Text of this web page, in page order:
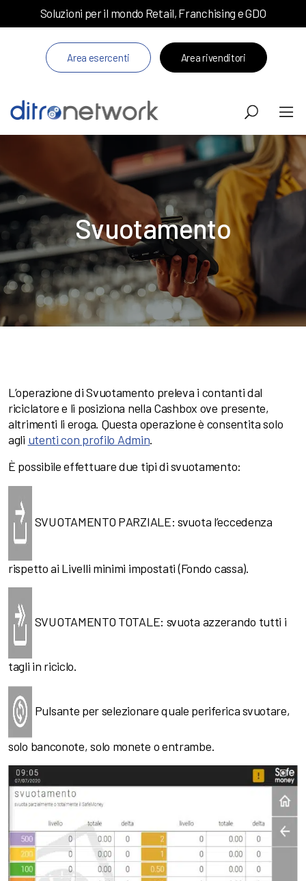
Soluzioni per il mondo Retail, Franchising e GDO
Area esercenti Area rivenditori
Svuotamento
L’operazione di Svuotamento preleva i contanti dal
riciclatore e li posiziona nella Cashbox ove presente,
altrimenti li eroga. Questa operazione è consentita solo
agli utenti con profilo Admin.
È possibile effettuare due tipi di svuotamento:
SVUOTAMENTO PARZIALE: svuota l’eccedenza
rispetto ai Livelli minimi impostati (Fondo cassa).
SVUOTAMENTO TOTALE: svuota azzerando tutti i
tagli in riciclo.
Pulsante per selezionare quale periferica svuotare,
solo banconote, solo monete o entrambe.